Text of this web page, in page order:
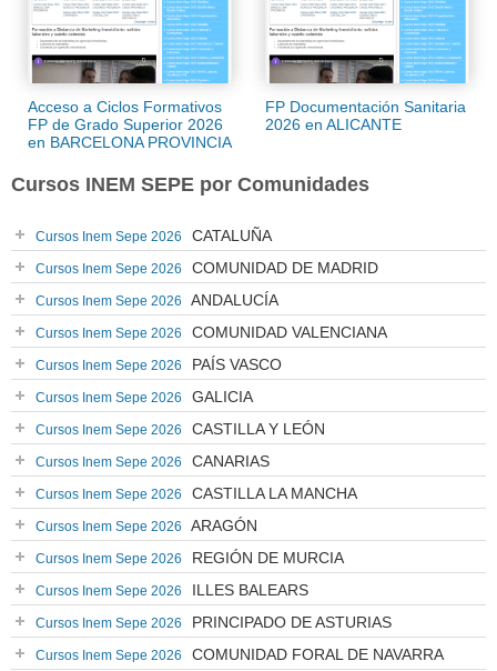
Acceso a Ciclos Formativos
FP de Grado Superior 2026
en BARCELONA PROVINCIA
FP Documentación Sanitaria
2026 en ALICANTE
Cursos INEM SEPE por Comunidades
Cursos Inem Sepe 2026 CATALUÑA
Cursos Inem Sepe 2026 COMUNIDAD DE MADRID
Cursos Inem Sepe 2026 ANDALUCÍA
Cursos Inem Sepe 2026 COMUNIDAD VALENCIANA
Cursos Inem Sepe 2026 PAÍS VASCO
Cursos Inem Sepe 2026 GALICIA
Cursos Inem Sepe 2026 CASTILLA Y LEÓN
Cursos Inem Sepe 2026 CANARIAS
Cursos Inem Sepe 2026 CASTILLA LA MANCHA
Cursos Inem Sepe 2026 ARAGÓN
Cursos Inem Sepe 2026 REGIÓN DE MURCIA
Cursos Inem Sepe 2026 ILLES BALEARS
Cursos Inem Sepe 2026 PRINCIPADO DE ASTURIAS
Cursos Inem Sepe 2026 COMUNIDAD FORAL DE NAVARRA